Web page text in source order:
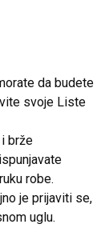
da budete
svoje Liste
brže
robe.
je prijaviti se,
uglu.